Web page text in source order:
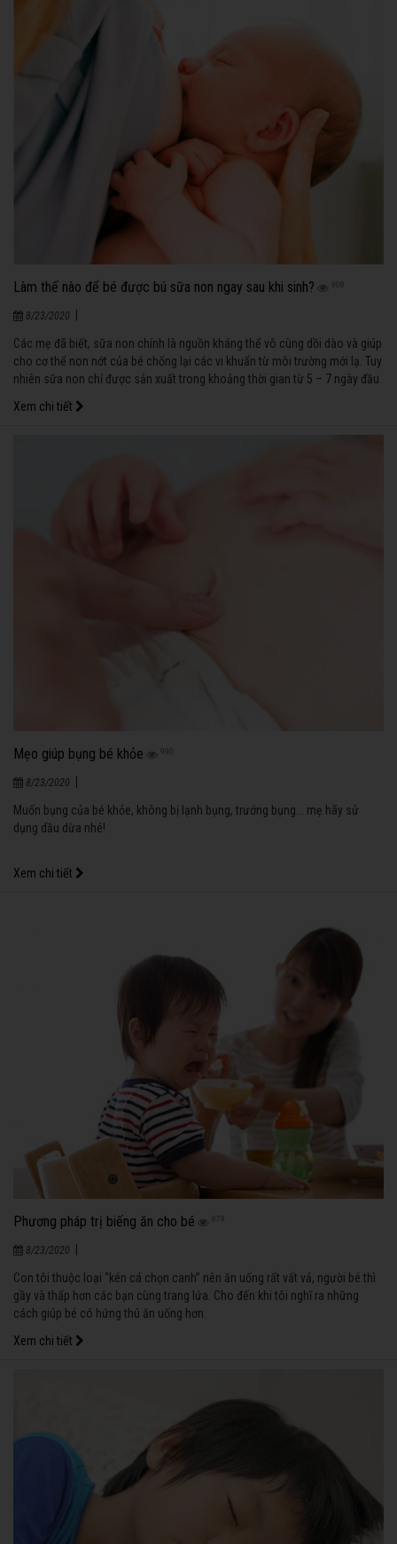
Làm thế nào để bé được bú sữa non ngay sau khi sinh? 908
8/23/2020
Các mẹ đã biết, sữa non chính là nguồn kháng thể vô cùng dồi dào và giúp
cho cơ thể non nớt của bé chống lại các vi khuẩn từ môi trường mới lạ. Tuy
nhiên sữa non chỉ được sản xuất trong khoảng thời gian từ 5 – 7 ngày đầu
Xem chi tiết
Mẹo giúp bụng bé khỏe 990
8/23/2020
Muốn bụng của bé khỏe, không bị lạnh bụng, trướng bụng... mẹ hãy sử
dụng dầu dừa nhé!
Xem chi tiết
Phương pháp trị biếng ăn cho bé 879
8/23/2020
Con tôi thuộc loại “kén cá chọn canh” nên ăn uống rất vất vả, người bé thì
gầy và thấp hơn các bạn cùng trang lứa. Cho đến khi tôi nghĩ ra những
cách giúp bé có hứng thú ăn uống hơn.
Xem chi tiết